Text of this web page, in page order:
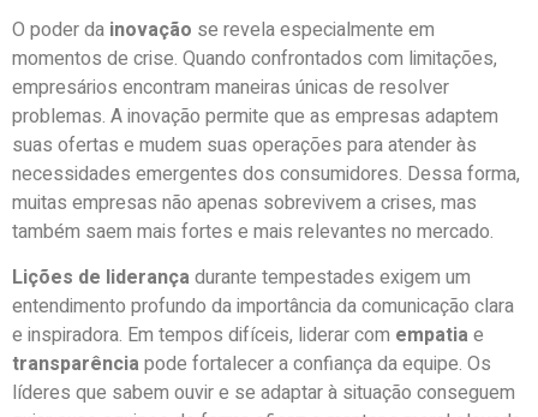
O poder da inovação se revela especialmente em
momentos de crise. Quando confrontados com limitações,
empresários encontram maneiras únicas de resolver
problemas. A inovação permite que as empresas adaptem
suas ofertas e mudem suas operações para atender às
necessidades emergentes dos consumidores. Dessa forma,
muitas empresas não apenas sobrevivem a crises, mas
também saem mais fortes e mais relevantes no mercado.
Lições de liderançadurante tempestades exigem um
entendimento profundo da importância da comunicação clara
e inspiradora. Em tempos difíceis, liderar com empatiae
transparênciapode fortalecer a confiança da equipe. Os
líderes que sabem ouvir e se adaptar à situação conseguem